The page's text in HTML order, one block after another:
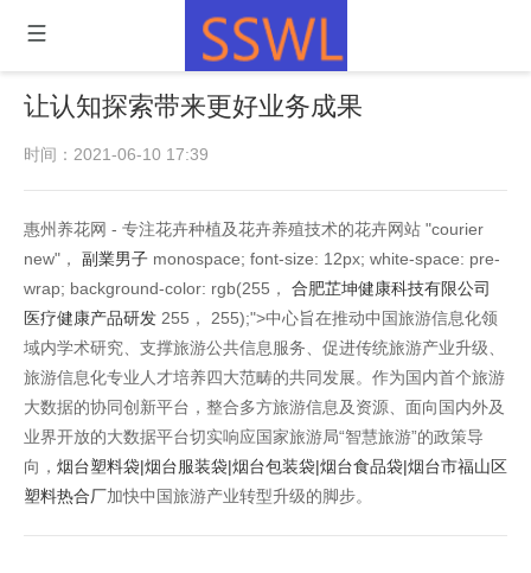
让认知探索带来更好业务成果
时间：2021-06-10 17:39
惠州养花网 - 专注花卉种植及花卉养殖技术的花卉网站 "courier
new"， 副業男子 monospace; font-size: 12px; white-space: pre-
wrap; background-color: rgb(255， 合肥芷坤健康科技有限公司
医疗健康产品研发 255， 255);">中心旨在推动中国旅游信息化领
域内学术研究、支撑旅游公共信息服务、促进传统旅游产业升级、
旅游信息化专业人才培养四大范畴的共同发展。作为国内首个旅游
大数据的协同创新平台，整合多方旅游信息及资源、面向国内外及
业界开放的大数据平台切实响应国家旅游局“智慧旅游”的政策导
向， 烟台塑料袋|烟台服装袋|烟台包装袋|烟台食品袋|烟台市福山区
塑料热合厂加快中国旅游产业转型升级的脚步。